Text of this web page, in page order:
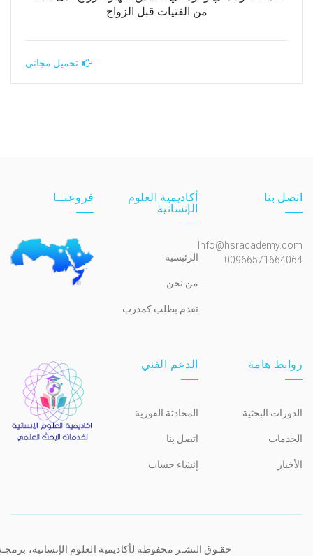
من الفتيات قبل الزواج
تحميل مجاني
اتصل بنا
Info@hsracademy.com
00966571664064
أكاديمية العلوم
الإنسانية
الرئيسية
من نحن
تقدم بطلب كمدرب
فروعنــا
روابط هامة
الدورات البحثية
الخدمات
الأخبار
الدعم الفني
المحادثة الفورية
اتصل بنا
إنشاء حساب
حقـوق النشـر محفوظة لأكاديمية العلوم الإنسانية،